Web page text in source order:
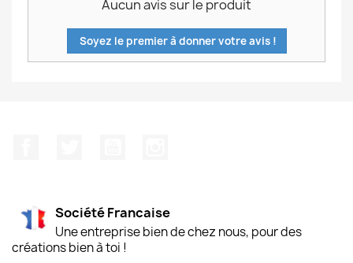
Aucun avis sur le produit
Soyez le premier à donner votre avis !
Société Francaise
Une entreprise bien de chez nous, pour des
créations bien à toi !